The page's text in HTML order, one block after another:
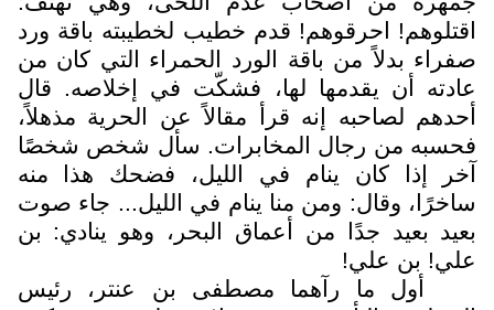
اقتلوهم! احرقوهم! قدم خطيب لخطيبته باقة ورد
صفراء بدلاً من باقة الورد الحمراء التي كان من
عادته أن يقدمها لها، فشكّت في إخلاصه. قال
أحدهم لصاحبه إنه قرأ مقالاً عن الحرية مذهلاً،
فحسبه من رجال المخابرات. سأل شخص شخصًا
آخر إذا كان ينام في الليل، فضحك هذا منه
ساخرًا، وقال: ومن منا ينام في الليل... جاء صوت
بعيد بعيد جدًا من أعماق البحر، وهو ينادي: بن
علي! بن علي!
أول ما رآهما مصطفى بن عنتر، رئيس